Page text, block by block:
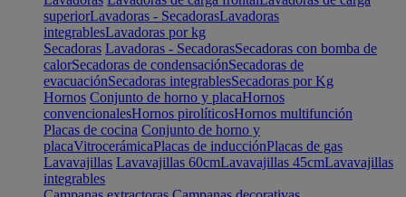
superiorLavadoras - SecadorasLavadoras
integrablesLavadoras por kg
Secadoras Lavadoras - SecadorasSecadoras con bomba de
calorSecadoras de condensaciónSecadoras de
evacuaciónSecadoras integrablesSecadoras por Kg
Hornos Conjunto de horno y placaHornos
convencionalesHornos pirolíticosHornos multifunción
Placas de cocina Conjunto de horno y
placaVitrocerámicaPlacas de inducciónPlacas de gas
Lavavajillas Lavavajillas 60cmLavavajillas 45cmLavavajillas
integrables